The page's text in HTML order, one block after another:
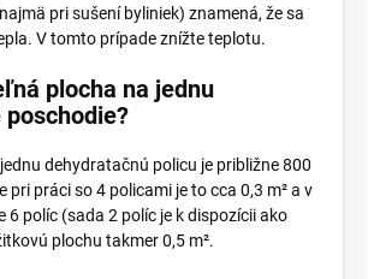
pri sušení byliniek) znamená, že sa
V tomto prípade znížte teplotu.
plocha na jednu
dehydratačnú policu je približne 800
pri práci so 4 policami je to cca 0,3 m² a v
6 políc (sada 2 políc je k dispozícii ako
plochu takmer 0,5 m².